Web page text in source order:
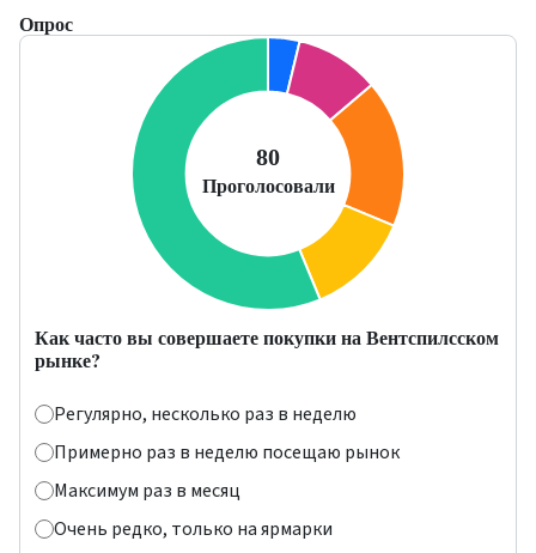
Опрос
Как часто вы совершаете покупки на Вентспилсском
рынке?
Регулярно, несколько раз в неделю
Примерно раз в неделю посещаю рынок
Максимум раз в месяц
Очень редко, только на ярмарки